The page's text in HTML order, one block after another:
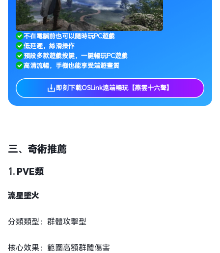
不在電腦前也可以隨時玩PC遊戲
低延遲，絲滑操作
預設多款遊戲按鍵，一鍵暢玩PC遊戲
高清流暢，手機也能享受端遊畫質
即刻下載OSLink遠端暢玩【燕雲十六聲】
三、 奇術推薦
1. PVE類
流星墜火
分類類型：群體攻擊型
核心效果：範圍高額群體傷害